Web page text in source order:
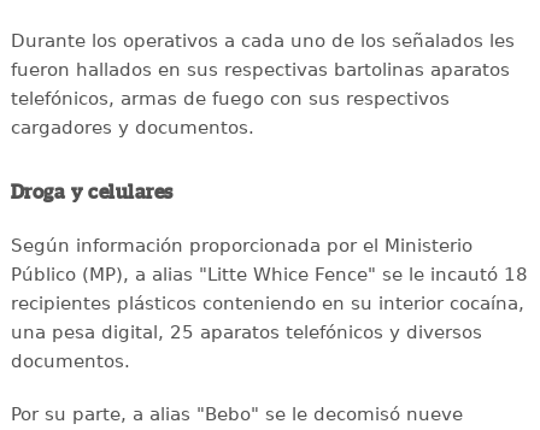
Durante los operativos a cada uno de los señalados les
fueron hallados en sus respectivas bartolinas aparatos
telefónicos, armas de fuego con sus respectivos
cargadores y documentos.
Droga y celulares
Según información proporcionada por el Ministerio
Público (MP), a alias "Litte Whice Fence" se le incautó 18
recipientes plásticos conteniendo en su interior cocaína,
una pesa digital, 25 aparatos telefónicos y diversos
documentos.
Por su parte, a alias "Bebo" se le decomisó nueve